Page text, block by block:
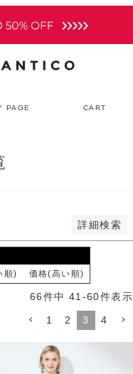
PAGE CART
詳細検索
順) 価格(高い順)
66件中 41 -60件表示
1 2 3 4